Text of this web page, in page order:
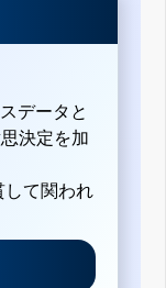
データと
決定を加
して関われ